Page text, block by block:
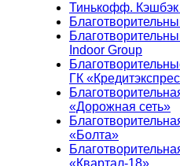
Тинькофф. Кэшбэк
Indoor Group
ГК
«Дорожная сеть»
«Болта»
«Квартал-18»